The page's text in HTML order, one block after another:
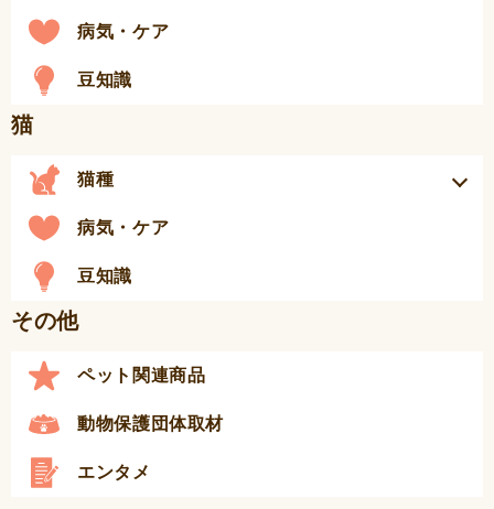
病気・ケア
豆知識
猫
猫種
病気・ケア
豆知識
その他
ペット関連商品
動物保護団体取材
エンタメ